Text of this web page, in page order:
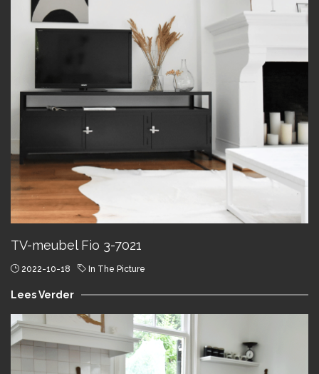
TV-meubel Fio 3-7021
2022-10-18 In The Picture
Lees Verder